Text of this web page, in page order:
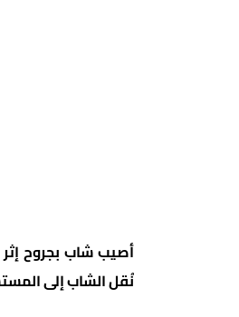
أصيب شاب بجروح إثر
نُقل الشاب إلى